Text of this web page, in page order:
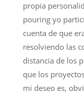
propia
pouring yo
cuenta de que
resolviendo las
distancia de los
que los
mi deseo es,